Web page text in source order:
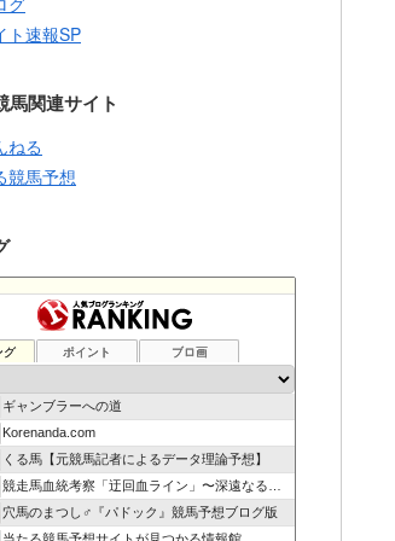
ト速報SP
馬関連サイト
ねる
競馬予想
グ ポイント ブロ画
ギャンブラーへの道
Korenanda.com
くる馬【元競馬記者によるデータ理論予想】
競走馬血統考察「迂回血ライン」〜深遠なる血の連鎖〜
穴馬のまつし♂『パドック』競馬予想ブログ版